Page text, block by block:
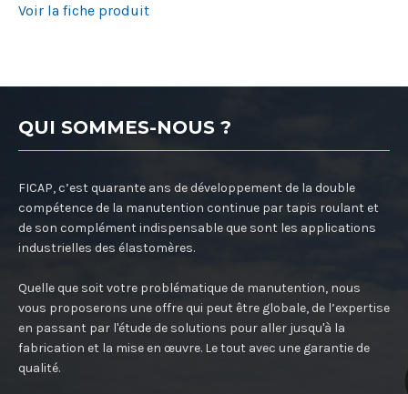
Voir la fiche produit
QUI SOMMES-NOUS ?
FICAP, c’est quarante ans de développement de la double
compétence de la manutention continue par tapis roulant et
de son complément indispensable que sont les applications
industrielles des élastomères.
Quelle que soit votre problématique de manutention, nous
vous proposerons une offre qui peut être globale, de l’expertise
en passant par l'étude de solutions pour aller jusqu'à la
fabrication et la mise en œuvre. Le tout avec une garantie de
qualité.